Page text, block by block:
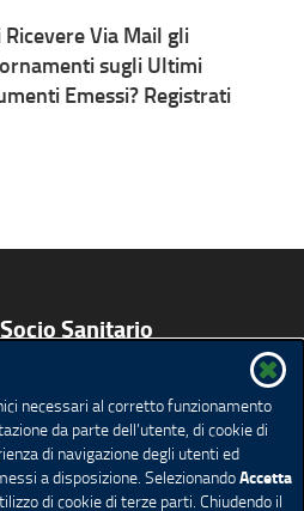
Via Mail gli
sugli Ultimi
Emessi? Registrati
necessari al corretto funzionamento
da parte dell’utente, di cookie di
di navigazione degli utenti ed
a disposizione. SelezionandoAccetta
di cookie di terze parti. Chiudendo il
Sanitario
Sanitario
Privacy nel SISS